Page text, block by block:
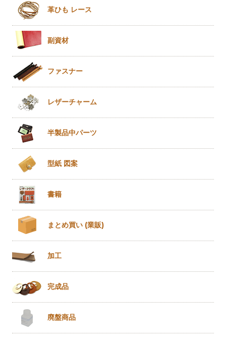
革ひも レース
副資材
ファスナー
レザーチャーム
半製品中パーツ
型紙 図案
書籍
まとめ買い (業販)
加工
完成品
廃盤商品